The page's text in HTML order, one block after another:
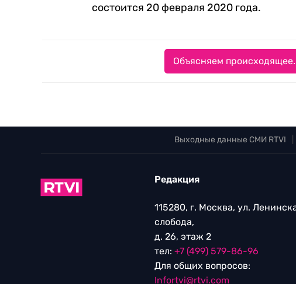
состоится 20 февраля 2020 года.
Объясняем происходящее.
Выходные данные СМИ RTVI
Редакция
115280, г. Москва, ул.
слобода,
д. 26, этаж 2
тел: +7 (499) 579-86-96
Для общих вопросов:
Infortvi@rtvi.com